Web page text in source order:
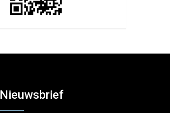
Nieuwsbrief